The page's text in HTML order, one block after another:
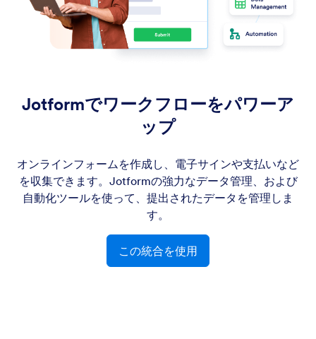
Jotformでワークフローをパワーア
ップ
オンラインフォームを作成し、電子サインや支払いなど
を収集できます。Jotformの強力なデータ管理、および
自動化ツールを使って、提出されたデータを管理しま
す。
この統合を使用